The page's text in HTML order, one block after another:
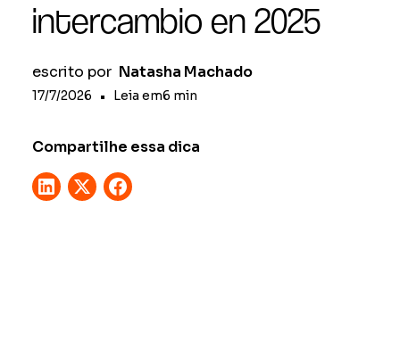
intercambio en 2025
escrito por Natasha Machado
17/7/2026 • Leia em6 min
Compartilhe essa dica